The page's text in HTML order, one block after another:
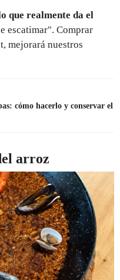
que realmente da el
escatimar". Comprar
mejorará nuestros
cómo hacerlo y conservar el
arroz